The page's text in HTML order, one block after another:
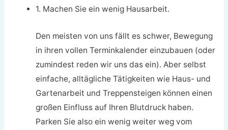
1. Machen Sie ein wenig Hausarbeit.
Den meisten von uns fällt es schwer, Bewegung
in ihren vollen Terminkalender einzubauen (oder
zumindest reden wir uns das ein). Aber selbst
einfache, alltägliche Tätigkeiten wie Haus- und
Gartenarbeit und Treppensteigen können einen
großen Einfluss auf Ihren Blutdruck haben.
Parken Sie also ein wenig weiter weg vom